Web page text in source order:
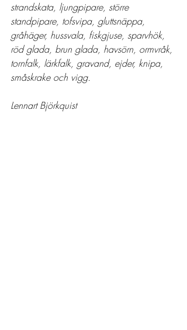
strandskata, ljungpipare, större
standpipare, tofsvipa, gluttsnäppa,
gråhäger, hussvala, fiskgjuse, sparvhök,
röd glada, brun glada, havsörn, ormvråk,
tornfalk, lärkfalk, gravand, ejder, knipa,
småskrake och vigg.
Lennart Björkquist